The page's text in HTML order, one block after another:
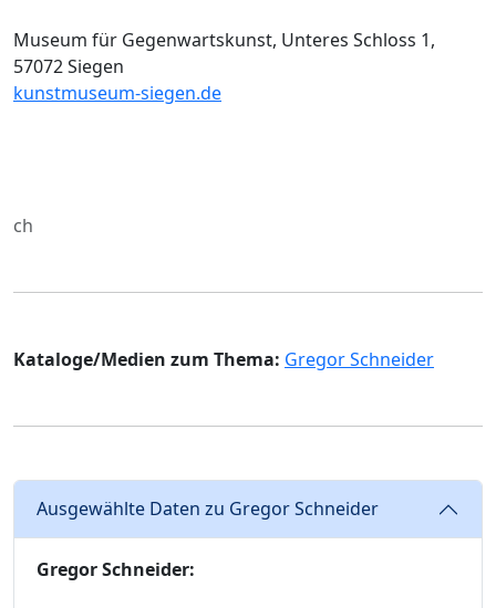
Museum für Gegenwartskunst, Unteres Schloss 1,
57072 Siegen
kunstmuseum-siegen.de
ch
Kataloge/Medien zum Thema: Gregor Schneider
Ausgewählte Daten zu Gregor Schneider
Gregor Schneider: